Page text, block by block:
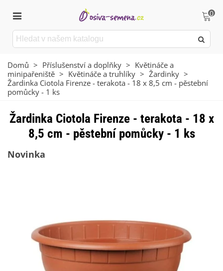
0
Domů > Příslušenství a doplňky > Květináče a
minipařeniště > Květináče a truhlíky > Žardinky >
Žardinka Ciotola Firenze - terakota - 18 x 8,5 cm - pěstební
pomůcky - 1 ks
Žardinka Ciotola Firenze - terakota - 18 x
8,5 cm - pěstební pomůcky - 1 ks
Novinka